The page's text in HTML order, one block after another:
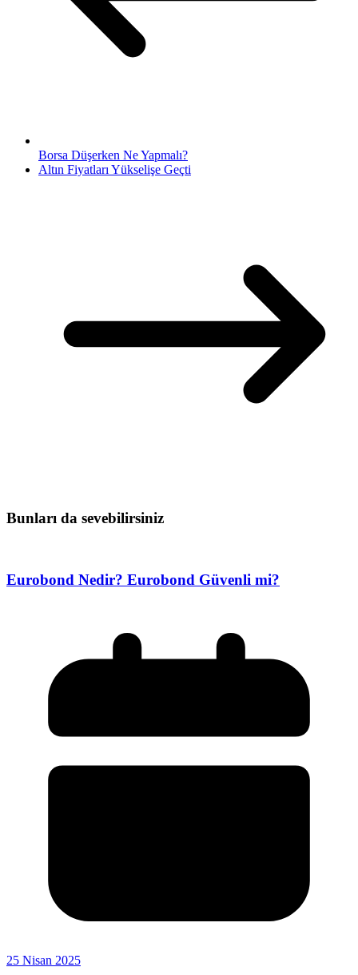
Borsa Düşerken Ne Yapmalı?
Altın Fiyatları Yükselişe Geçti
Bunları da sevebilirsiniz
Eurobond Nedir? Eurobond Güvenli mi?
25 Nisan 2025